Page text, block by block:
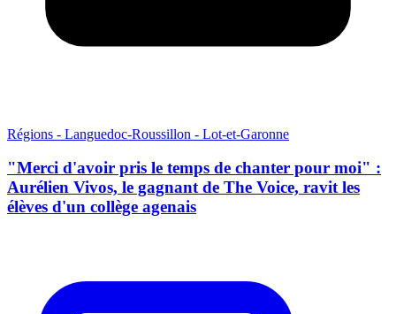
Régions - Languedoc-Roussillon - Lot-et-Garonne
"Merci d'avoir pris le temps de chanter pour moi" :
Aurélien Vivos, le gagnant de The Voice, ravit les
élèves d'un collège agenais